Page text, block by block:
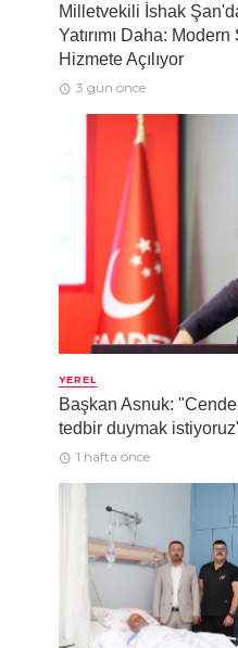
Milletvekili İshak
Yatırımı Daha:
Hizmete Açılıyor
3 gün önce
YEREL
Başkan Asnuk:
tedbir duymak
1 hafta önce